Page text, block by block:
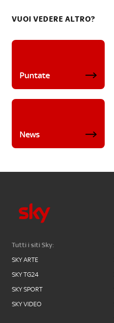
VUOI VEDERE ALTRO?
Puntate
News
Tutti i siti Sky:
SKY ARTE
SKY TG24
SKY SPORT
SKY VIDEO